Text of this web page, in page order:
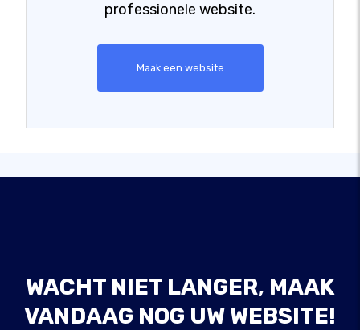
professionele website.
Maak een website
WACHT NIET LANGER, MAAK
VANDAAG NOG UW WEBSITE!